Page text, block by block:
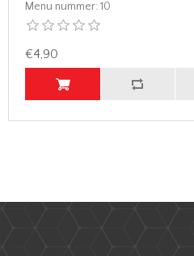
Menu nummer: 10
€4,90